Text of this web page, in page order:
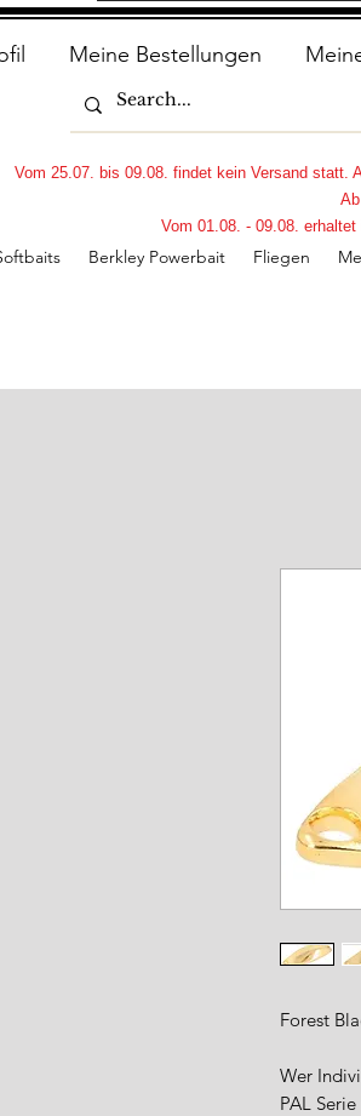
Meine Bestellungen
Berkley Powerbait Fliegen
Vom 25.07. bis 09.08. findet kein Versand statt.
Vom 01.08. - 09.08.
Forest
Wer
PAL